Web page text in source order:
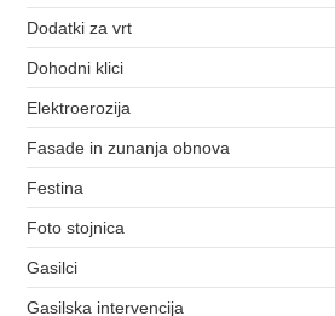
Dodatki za vrt
Dohodni klici
Elektroerozija
Fasade in zunanja obnova
Festina
Foto stojnica
Gasilci
Gasilska intervencija